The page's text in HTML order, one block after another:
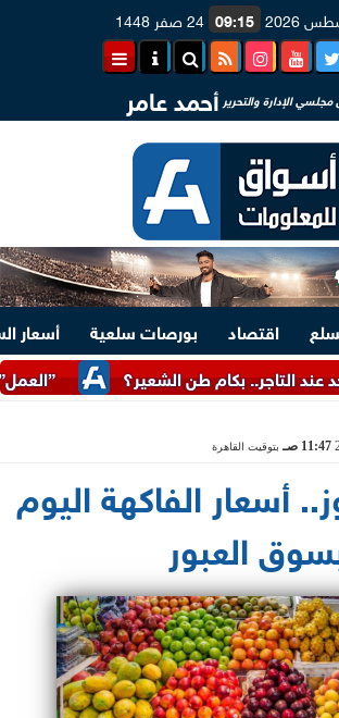
09:15 24 صفر 1448
الإدارة والتحرير أحمد عامر
اقتصاد بورصات سلعية
أسعار
”العمل”: توفير 3070 فرصة عمل بمجموعة طلعت مصطفى
بكام طن الشعير؟
11:47 صـ بتوقيت القاهرة
أسعار الفاكهة اليوم
العبور